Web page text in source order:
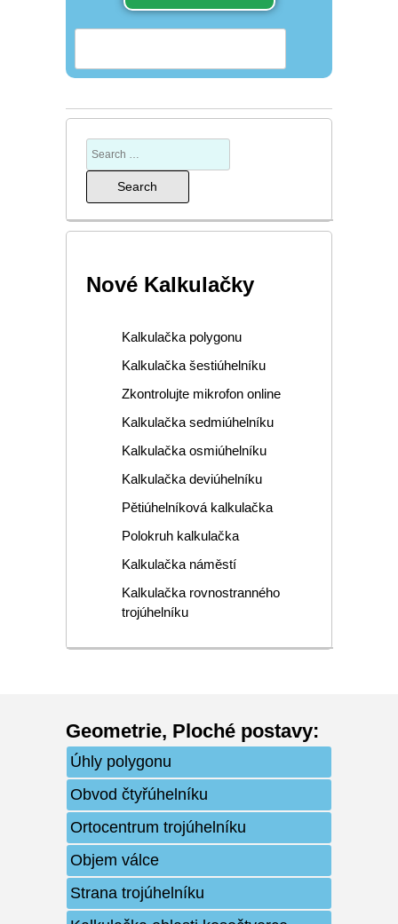
Nové Kalkulačky
Kalkulačka polygonu
Kalkulačka šestiúhelníku
Zkontrolujte mikrofon online
Kalkulačka sedmiúhelníku
Kalkulačka osmiúhelníku
Kalkulačka deviúhelníku
Pětiúhelníková kalkulačka
Polokruh kalkulačka
Kalkulačka náměstí
Kalkulačka rovnostranného
trojúhelníku
Geometrie, Ploché postavy:
Úhly polygonu
Obvod čtyřúhelníku
Ortocentrum trojúhelníku
Objem válce
Strana trojúhelníku